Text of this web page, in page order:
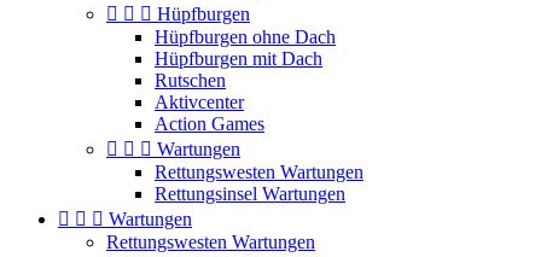
   Hüpfburgen
Hüpfburgen ohne Dach
Hüpfburgen mit Dach
Rutschen
Aktivcenter
Action Games
   Wartungen
Rettungswesten Wartungen
Rettungsinsel Wartungen
   Wartungen
Rettungswesten Wartungen